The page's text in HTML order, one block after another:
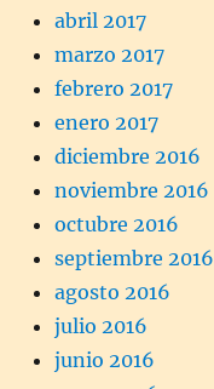
abril 2017
marzo 2017
febrero 2017
enero 2017
diciembre 2016
noviembre 2016
octubre 2016
septiembre 2016
agosto 2016
julio 2016
junio 2016